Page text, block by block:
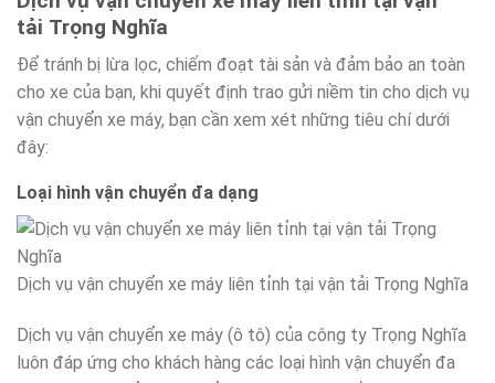
tải Trọng Nghĩa
Để tránh bị lừa lọc, chiếm đoạt tài sản và đảm bảo an toàn
cho xe của bạn, khi quyết định trao gửi niềm tin cho dịch vụ
vận chuyển xe máy, bạn cần xem xét những tiêu chí dưới
đây:
Loại hình vận chuyển đa dạng
Dịch vụ vận chuyển xe máy liên tỉnh tại vận tải Trọng Nghĩa
Dịch vụ vận chuyển xe máy (ô tô) của công ty Trọng Nghĩa
luôn đáp ứng cho khách hàng các loại hình vận chuyển đa